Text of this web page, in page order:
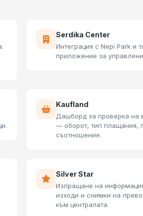
Serdika Center
Интеграция с Nepi Park и
приложение за
Kaufland
Дашборд за проверка на
— оборот, тип плащания,
съотношение.
Silver Star
Изпращане на
изходи и снимки на
към централата.